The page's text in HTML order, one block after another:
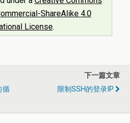
ShareAlike 4.0
License.
循
下一篇文章
限制SSH的登录IP